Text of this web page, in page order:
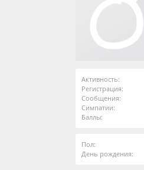
Активность:
Регистрация:
Сообщения:
Симпатии:
Баллы:
Пол:
День рождения: